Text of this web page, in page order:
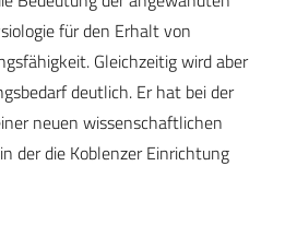
für den Erhalt von
Gleichzeitig wird aber
deutlich. Er hat bei der
neuen wissenschaftlichen
der die Koblenzer Einrichtung